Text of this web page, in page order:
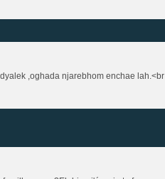
,oghada njarebhom enchae